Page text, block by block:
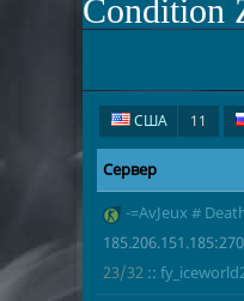
Condition
США 11
Швейцария
Сервер
1
-=AvJeux #
23/32 ::